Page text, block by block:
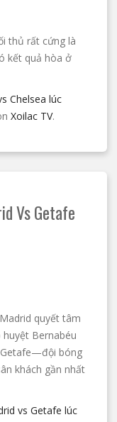
thủ rất cứng là
kết quả hòa ở
Chelsea lúc
Xoilac TV.
Vs Getafe
quyết tâm
Bernabéu
bóng
khách gần nhất
vs Getafe lúc